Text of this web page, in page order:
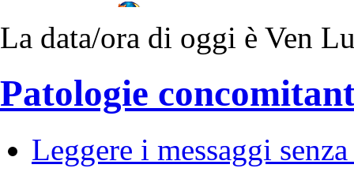
Mozilla Firefox
La data/ora di oggi è Ven
Patologie
Leggere i messaggi